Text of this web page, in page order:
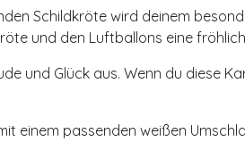
Schildkröte wird deinem
und den Luftballons eine
und Glück aus. Wenn du diese
einem passenden weißen